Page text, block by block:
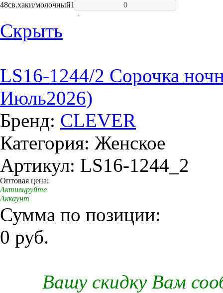
48св.хаки/молочный1
+
Скрыть
LS16-1244/2 Сорочка
Июль2026)
Бренд: CLEVER
Категория: Женское
Артикул: LS16-1244_2
Оптовая цена:
Активируйте
Аккаунт
Сумма по позиции:
0 руб.
Вашу скидку Вам